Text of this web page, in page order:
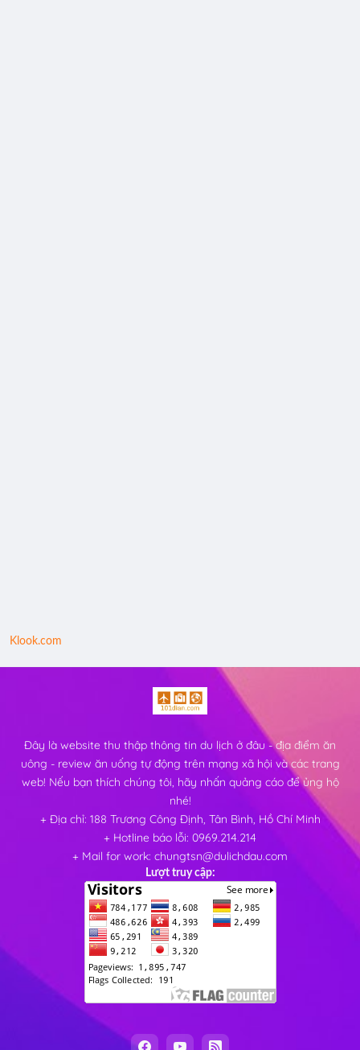
Klook.com
Đây là website thu thập thông tin du lịch ở đâu - địa điểm ăn
uông - review ăn uống tự động trên mạng xã hội và các trang
web! Nếu bạn thích chúng tôi, hãy nhấn quảng cáo để ủng hộ
nhé!
+ Địa chỉ: 188 Trương Công Định, Tân Bình, Hồ Chí Minh
+ Hotline báo lỗi: 0969.214.214
+ Mail for work: chungtsn@dulichdau.com
Lượt truy cập: